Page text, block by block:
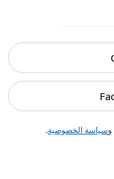
وسياسة الخصوصية.